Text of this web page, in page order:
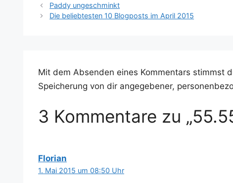
Paddy ungeschminkt
Die beliebtesten 10 Blogposts im April 2015
Mit dem Absenden eines Kommentars stimmst
Speicherung von dir angegebener,
3 Kommentare zu
Florian
1. Mai 2015 um 08:50 Uhr